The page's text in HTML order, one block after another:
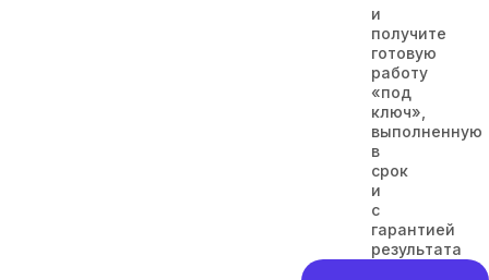
и
получите
готовую
работу
«под
ключ»,
выполненную
в
срок
и
с
гарантией
результата